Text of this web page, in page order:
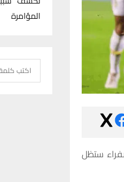
ستظل
المؤامرة
e